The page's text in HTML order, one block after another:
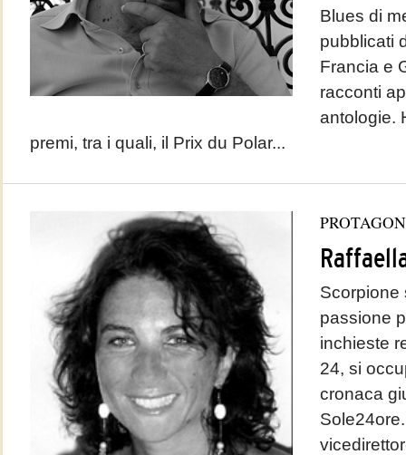
Blues di
pubblicati
Francia e
racconti
antologie.
premi, tra i quali, il Prix du Polar...
Scorpione
passione
inchieste
24, si
cronaca